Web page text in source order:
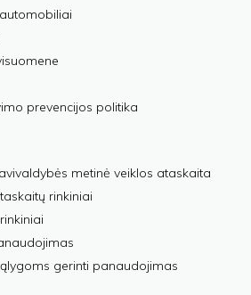
prevencijos politika
metinė veiklos ataskaita
rinkiniai
gerinti panaudojimas